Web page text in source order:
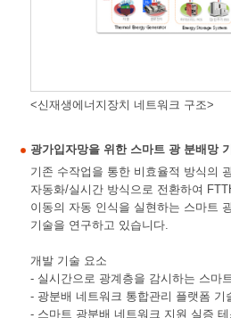
<신재생에너지장치 네트워크 구조>
광가입자망을 위한 스마트 광 분배망
기존 수작업을 통한 비효율적 방식의
자동화/실시간 방식으로 전환하여
이동의 자동 인식을 실현하는 스마트
기술을 연구하고 있습니다.
개발 기술 요소
- 실시간으로 광계층을 감시하는 스마
- 광분배 네트워크 통합관리 플랫폼 기
- 스마트 광분배 네트워크 지원 실증